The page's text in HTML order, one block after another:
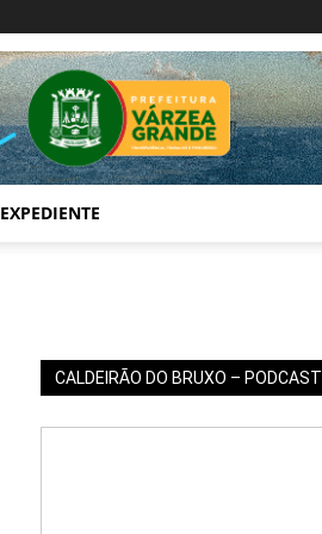
EXPEDIENTE
CALDEIRÃO DO BRUXO – PODCAST